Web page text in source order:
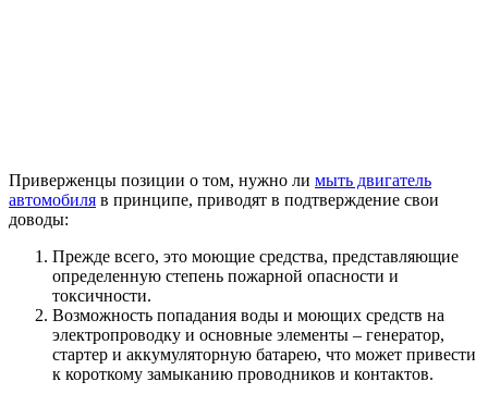
Приверженцы позиции о том, нужно ли мыть двигатель
автомобиля в принципе, приводят в подтверждение свои
доводы:
Прежде всего, это моющие средства, представляющие
определенную степень пожарной опасности и
токсичности.
Возможность попадания воды и моющих средств на
электропроводку и основные элементы – генератор,
стартер и аккумуляторную батарею, что может привести
к короткому замыканию проводников и контактов.